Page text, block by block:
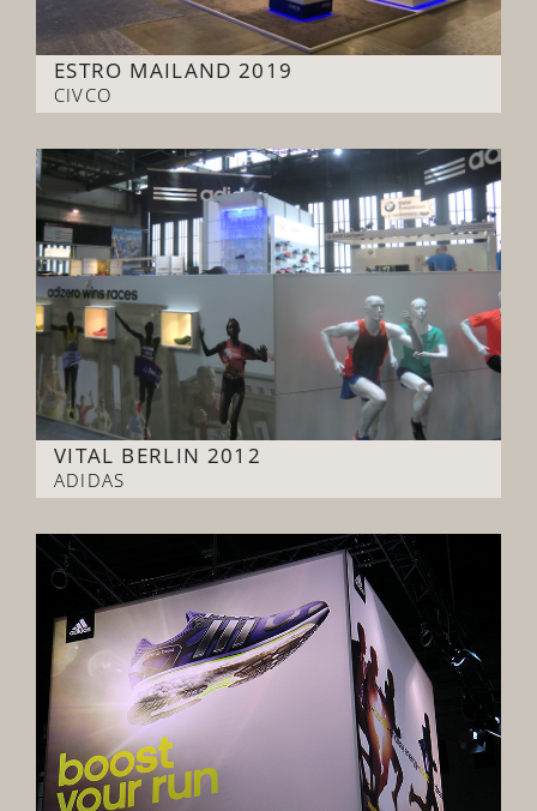
ESTRO MAILAND 2019
CIVCO
VITAL BERLIN 2012
ADIDAS